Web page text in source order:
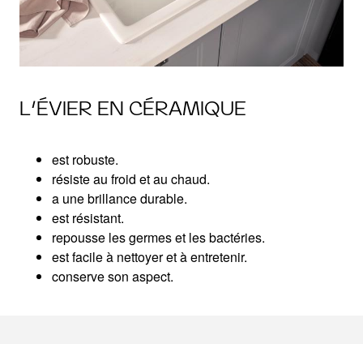
L’ÉVIER EN CÉRAMIQUE
est robuste.
résiste au froid et au chaud.
a une brillance durable.
est résistant.
repousse les germes et les bactéries.
est facile à nettoyer et à entretenir.
conserve son aspect.